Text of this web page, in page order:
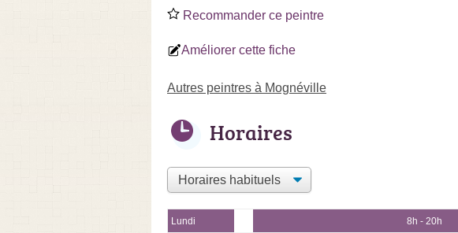
Recommander ce peintre
Améliorer cette fiche
Autres peintres à Mognéville
Horaires
Lundi 8h - 20h